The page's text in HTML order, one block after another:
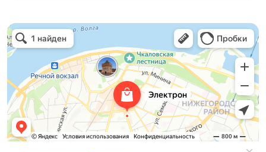
Электрон
Светильники в Нижнем Новгороде
Электротехническая продукция в Нижнем Новгороде